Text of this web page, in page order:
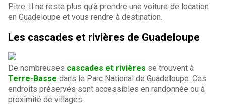
Pitre. Il ne reste plus qu’à prendre une voiture de location
en Guadeloupe et vous rendre à destination.
Les cascades et rivières de Guadeloupe
De nombreuses cascades et rivières se trouvent à
Terre-Basse dans le Parc National de Guadeloupe. Ces
endroits préservés sont accessibles en randonnée ou à
proximité de villages.